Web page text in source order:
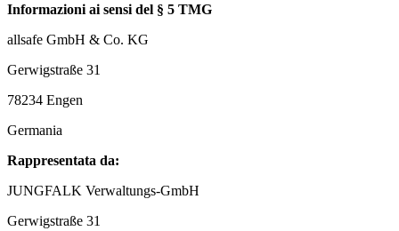
Informazioni ai sensi del § 5 TMG
allsafe GmbH & Co. KG
Gerwigstraße 31
78234 Engen
Germania
Rappresentata da:
JUNGFALK Verwaltungs-GmbH
Gerwigstraße 31